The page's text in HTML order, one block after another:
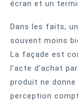
écran et un
Dans les faits,
souvent moins
La façade est
l’acte d’achat
produit ne
perception